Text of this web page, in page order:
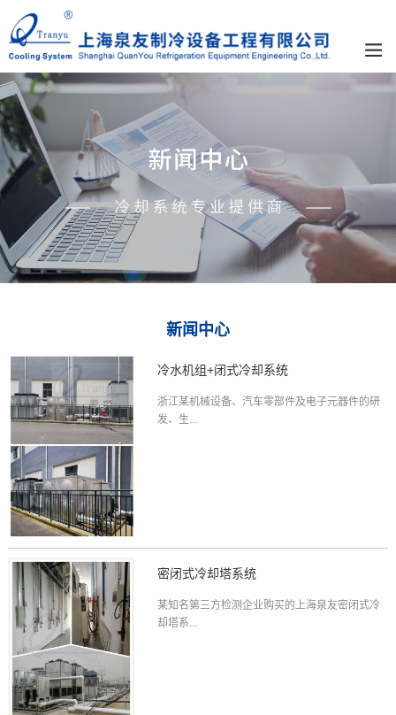
新闻中心
冷水机组+闭式冷却系统
浙江某机械设备、汽车零部件及电子元器件的研
发、生...
密闭式冷却塔系统
某知名第三方检测企业购买的上海泉友密闭式冷
却塔系...